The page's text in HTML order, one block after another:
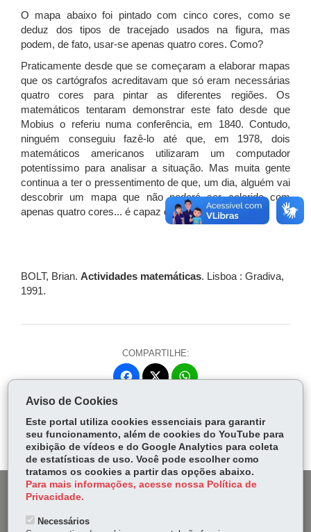
O mapa abaixo foi pintado com cinco cores, como se
deduz dos tipos de tracejado usados na figura, mas
podem, de fato, usar-se apenas quatro cores. Como?
Praticamente desde que se começaram a elaborar mapas
que os cartógrafos acreditavam que só eram necessárias
quatro cores para pintar as diferentes regiões. Os
matemáticos tentaram demonstrar este fato desde que
Mobius o referiu numa conferência, em 1840. Contudo,
ninguém conseguiu fazê-lo até que, em 1978, dois
matemáticos americanos utilizaram um computador
potentíssimo para analisar a situação. Mas muita gente
continua a ter o pressentimento de que, um dia, alguém vai
descobrir um mapa que não poderá ser colorido com
apenas quatro cores... é capaz de descobrir um?
BOLT, Brian. Actividades matemáticas. Lisboa : Gradiva,
1991.
COMPARTILHE:
Fa
ok
itt
er
W
Ap
p
DENUNCIE CORRUPÇÃO
OUVIDORIA
Aviso de Cookies
Este portal utiliza cookies essenciais para garantir
seu funcionamento, além de cookies do YouTube para
exibição de vídeos e do Google Analytics para coleta
de estatísticas de uso. Você pode escolher como
tratamos os cookies a partir das opções abaixo.
Para mais informações, acesse nossa Política de
Privacidade.
Necessários